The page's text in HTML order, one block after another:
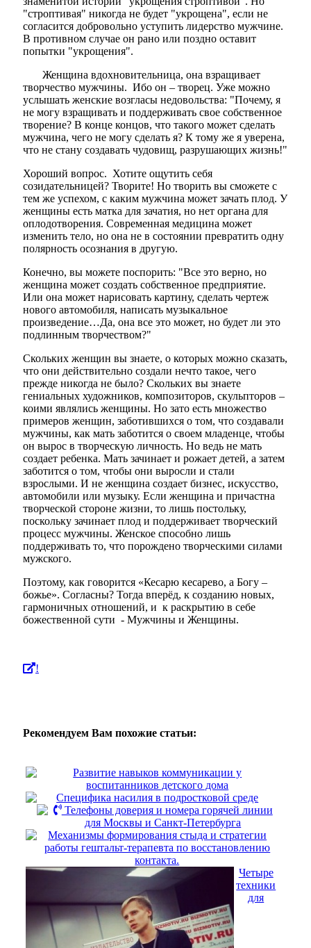
"строптивая" никогда не будет "укрощена", если не
согласится добровольно уступить лидерство мужчине.
В противном случае он рано или поздно оставит
попытки "укрощения".
Женщина вдохновительница, она взращивает
творчество мужчины. Ибо он – творец. Уже можно
услышать женские возгласы недовольства: "Почему, я
не могу взращивать и поддерживать свое собственное
творение? В конце концов, что такого может сделать
мужчина, чего не могу сделать я? К тому же я уверена,
что не стану создавать чудовищ, разрушающих жизнь!"
Хороший вопрос. Хотите ощутить себя
созидательницей? Творите! Но творить вы сможете с
тем же успехом, с каким мужчина может зачать плод. У
женщины есть матка для зачатия, но нет органа для
оплодотворения. Современная медицина может
изменить тело, но она не в состоянии превратить одну
полярность осознания в другую.
Конечно, вы можете поспорить: "Все это верно, но
женщина может создать собственное предприятие.
Или она может нарисовать картину, сделать чертеж
нового автомобиля, написать музыкальное
произведение…Да, она все это может, но будет ли это
подлинным творчеством?"
Скольких женщин вы знаете, о которых можно сказать,
что они действительно создали нечто такое, чего
прежде никогда не было? Скольких вы знаете
гениальных художников, композиторов, скульпторов –
коими являлись женщины. Но зато есть множество
примеров женщин, заботившихся о том, что создавали
мужчины, как мать заботится о своем младенце, чтобы
он вырос в творческую личность. Но ведь не мать
создает ребенка. Мать зачинает и рожает детей, а затем
заботится о том, чтобы они выросли и стали
взрослыми. И не женщина создает бизнес, искусство,
автомобили или музыку. Если женщина и причастна
творческой стороне жизни, то лишь постольку,
поскольку зачинает плод и поддерживает творческий
процесс мужчины. Женское способно лишь
поддерживать то, что порождено творческими силами
мужского.
Поэтому, как говорится «Кесарю кесарево, а Богу –
божье». Согласны? Тогда вперёд, к созданию новых,
гармоничных отношений, и к раскрытию в себе
божественной сути - Мужчины и Женщины.
!
Рекомендуем Вам похожие статьи:
Развитие навыков коммуникации у
воспитанников детского дома
Специфика насилия в подростковой среде
Телефоны доверия и номера горячей линии
для Москвы и Санкт-Петербурга
Механизмы формирования стыда и стратегии
работы гештальт-терапевта по восстановлению
контакта.
Четыре
техники
для